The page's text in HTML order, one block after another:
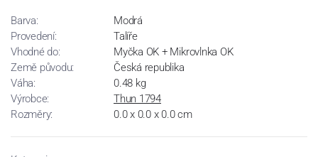
Barva:
Modrá
Provedení:
Talíře
Vhodné do:
Myčka OK + Mikrovlnka OK
Země původu:
Česká republika
Váha:
0.48 kg
Výrobce:
Thun 1794
Rozměry:
0.0 x 0.0 x 0.0 cm